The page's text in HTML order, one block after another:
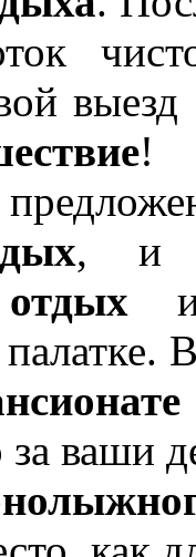
!
,
и
за ваши